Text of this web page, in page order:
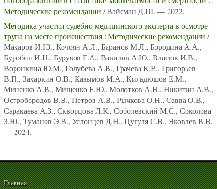
Методические рекомендации / Вайсман Д.Ш. — 2022.
Методика участия судебно-медицинского эксперта в осмотре
трупа на месте происшествия : Методические рекомендации /
Макаров И.Ю., Кочоян А.Л., Баранов М.Л., Бородина А.А.,
Буробин И.Н., Буруков Г.А., Вавилов А.Ю., Власюк И.В.,
Воронкина Ю.М., Голубева А.В., Грачева К.В., Григорьев
В.П., Захаркин О.В., Казымов М.А., Кильдюшов Е.М.,
Миненко А.В., Мищенко Е.Ю., Молотков А.Н., Никитин А.В.,
Остробородов В.В., Петров А.В., Рычкова О.Н., Савва О.В.,
Саракаева А.З., Скворцова Л.К., Соболевский М.С., Соколова
З.Ю., Туманов Э.В., Услонцев Д.Н., Цугуля С.В., Яковлев В.В.
— 2024.
Главная